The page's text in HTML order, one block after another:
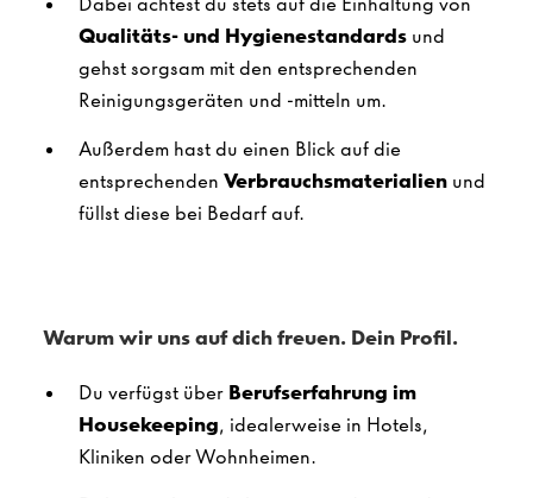
Qualitäts- und Hygienestandards und
gehst sorgsam mit den entsprechenden
Reinigungsgeräten und -mitteln um.
Außerdem hast du einen Blick auf die
entsprechenden Verbrauchsmaterialien und
füllst diese bei Bedarf auf.
Warum wir uns auf dich freuen. Dein Profil.
Du verfügst über Berufserfahrung im
Housekeeping, idealerweise in Hotels,
Kliniken oder Wohnheimen.